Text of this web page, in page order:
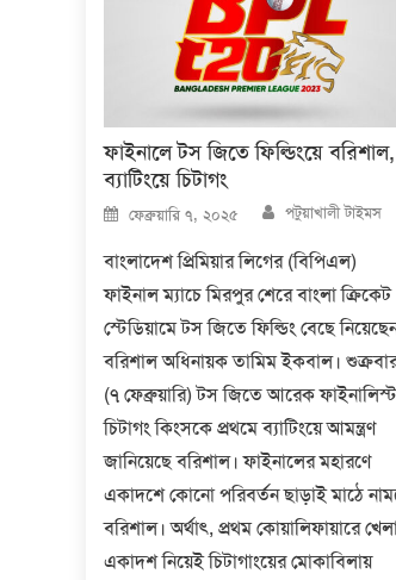
ফাইনালে টস জিতে ফিল্ডিংয়ে বরিশাল,
ব্যাটিংয়ে চিটাগং
Posted
on
ফেব্রুয়ারি ৭, ২০২৫ Author
পটুয়াখালী টাইমস
বাংলাদেশ প্রিমিয়ার লিগের (বিপিএল)
ফাইনাল ম্যাচে মিরপুর শেরে বাংলা ক্রিকেট
স্টেডিয়ামে টস জিতে ফিল্ডিং বেছে
বরিশাল অধিনায়ক তামিম ইকবাল।
(৭ ফেব্রুয়ারি) টস জিতে আরেক ফাইনালিস্ট
চিটাগং কিংসকে প্রথমে ব্যাটিংয়ে আমন্ত্রণ
জানিয়েছে বরিশাল। ফাইনালের মহারণে
একাদশে কোনো পরিবর্তন ছাড়াই মাঠে
বরিশাল। অর্থাৎ, প্রথম কোয়ালিফায়ারে
একাদশ নিয়েই চিটাগাংয়ের মোকাবিলায়